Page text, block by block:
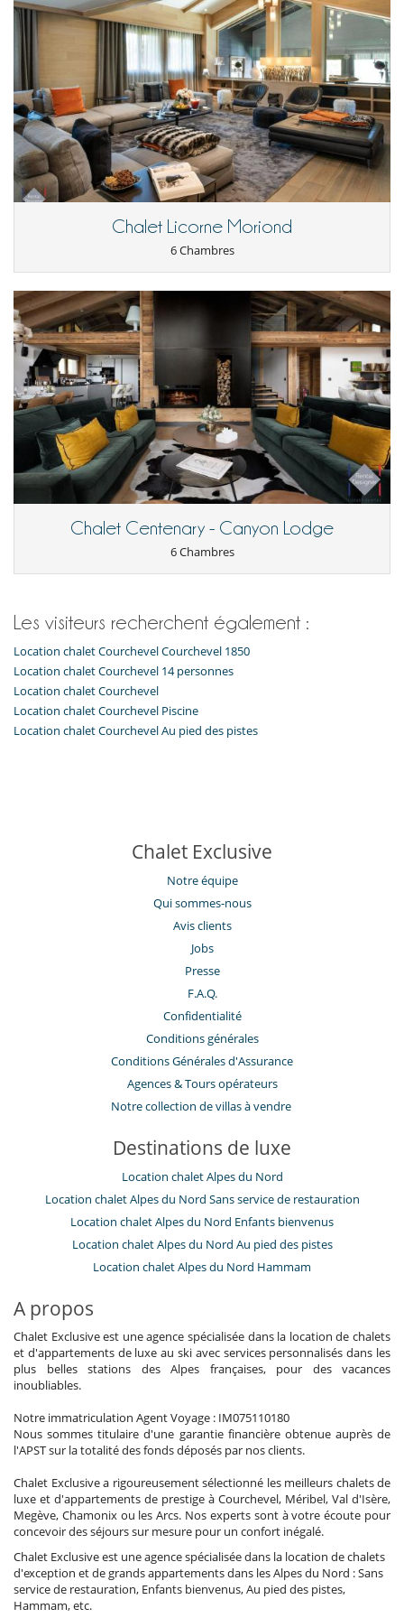
- Chef : en demi-pension 8h/jour (Nourriture et boisson ne sont pas
incluses)
- Femme de ménage : ménage quotidien et service de couverture
quotidien - Changement de drap milieu de séjour
- Chauffeur : en station Mercedes Class V (9h-19h uniquement dans la
station de Courchevel)
- Conciergerie : Notre service de conciergerie vous assistera pou vos
réservations de restaurants, l'organisation d'activités sur mesure, vos
transferts privés, ainsi que pour toute demande tout au long de votre
séjour
Situation
Situé dans le très recherché quartier de Cospillot, ce bienboffre
tranquillité et accès rapide : à 400 mètres du centre de Courchevel
de la gastronomie et de la vie animée de la station, tout en bénéficiant
de la quiétude de votre refuge privé.
A l'extérieur
Terrasse(s)
A proximité
Pistes à moins de 500 m
Cuisine & Electro-Ménager
Cuisine équipée
Cuisine indépendante
Cave à vin
Loisirs, bien-être & activités sportives
Bar
Hammam
Piscine intérieure chauffée
Salle de cinéma
Maison avec service de demi-pension
Pour votre confort et votre agrément
Garage ou place de parking privé
- Les conditions d'annulation s'appliquent en référence à l'heure locale
de la maison
- L'acompte de réservation n'est jamais remboursé en cas
d'annulation.
- Annulation à moins de45 Joursavant l'arrivée :100 %du montant
total de la réservation est dû à Villanovo.
- Non présentation (No show)100 %du montant total de la
réservation est dû à Villanovo
Chalet Licorne Moriond
6 Chambres
Chalet Centenary - Canyon Lodge
6 Chambres
Les visiteurs recherchent également :
Location chalet Courchevel Courchevel 1850
Location chalet Courchevel 14 personnes
Location chalet Courchevel
Location chalet Courchevel Piscine
Location chalet Courchevel Au pied des pistes
Chalet Exclusive
Notre équipe
Qui sommes-nous
Avis clients
Jobs
Presse
F.A.Q.
Confidentialité
Conditions générales
Conditions Générales d'Assurance
​Agences & Tours opérateurs
Notre collection de villas à vendre
Destinations de luxe
Location chalet Alpes du Nord
Location chalet Alpes du Nord Sans service de restauration
Location chalet Alpes du Nord Enfants bienvenus
Location chalet Alpes du Nord Au pied des pistes
Location chalet Alpes du Nord Hammam
A propos
Chalet Exclusive est une agence spécialisée dans la location de chalets
et d'appartements de luxe au ski avec services personnalisés dans les
plus belles stations des Alpes françaises, pour des vacances
inoubliables.
Notre immatriculation Agent Voyage : IM075110180
Nous sommes titulaire d'une garantie financière obtenue auprès de
l'APST sur la totalité des fonds déposés par nos clients.
Chalet Exclusive a rigoureusement sélectionné les meilleurs chalets de
luxe et d'appartements de prestige à Courchevel, Méribel, Val d'Isère,
Megève, Chamonix ou les Arcs. Nos experts sont à votre écoute pour
concevoir des séjours sur mesure pour un confort inégalé.
Chalet Exclusive est une agence spécialisée dans la location de chalets
d'exception et de grands appartements dans les Alpes du Nord : Sans
service de restauration, Enfants bienvenus, Au pied des pistes,
Hammam, etc.